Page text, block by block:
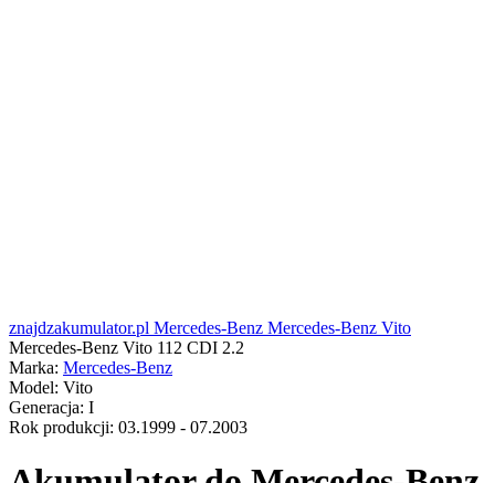
znajdzakumulator.pl Mercedes-Benz Mercedes-Benz Vito
Mercedes-Benz Vito 112 CDI 2.2
Marka: Mercedes-Benz
Model: Vito
Generacja: I
Rok produkcji: 03.1999 - 07.2003